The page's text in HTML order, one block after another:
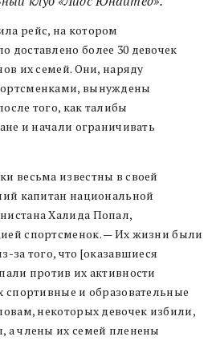
рейс, на котором
доставлено более 30 девочек
их семей. Они, наряду
вынуждены
того, как талибы
и начали ограничивать
весьма известны в своей
капитан национальной
Халида Попал,
спортсменок. — Их жизни были
за того, что [оказавшиеся
против их активности
спортивные и образовательные
некоторых девочек избили,
члены их семей пленены